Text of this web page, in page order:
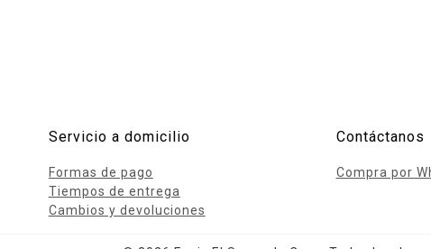
Servicio a domicilio
Formas de pago
Tiempos de entrega
Cambios y devoluciones
Contáctanos
Compra por